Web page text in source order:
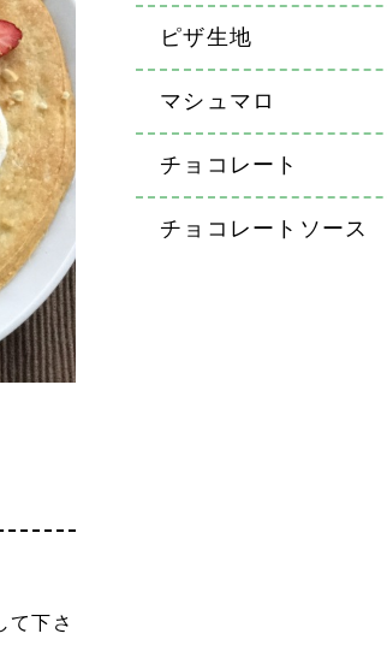
て下さ
ピザ生地
マシュマロ
チョコレート
チョコレートソース